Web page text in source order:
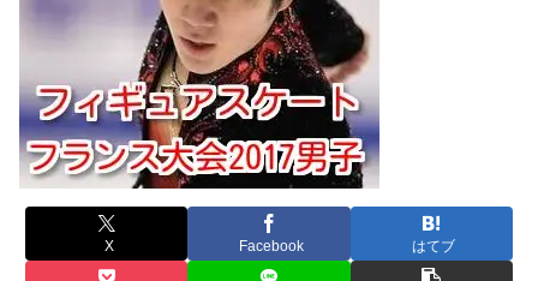
X Facebook はてブ